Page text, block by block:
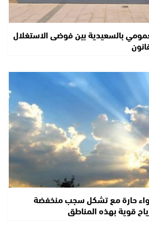
بالسعيدية بين فوضى الاستغلال
حارة مع تشكل سجب منخفضة
قوية بهذه المناطق